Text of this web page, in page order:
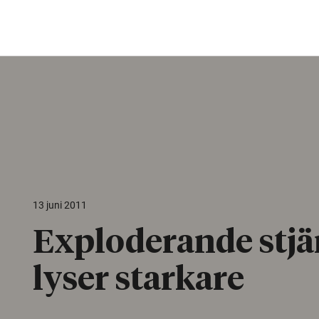
13 juni 2011
Exploderande
lyser starkare